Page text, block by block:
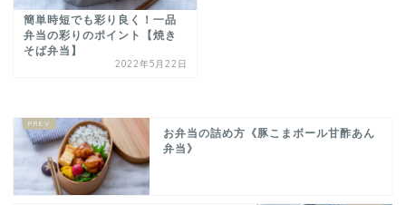
簡単時短でも彩り良く！一品
弁当の彩りのポイント【焼き
そば弁当】
2022年5月22日
お弁当の詰め方《豚こまボール甘酢あん
弁当》